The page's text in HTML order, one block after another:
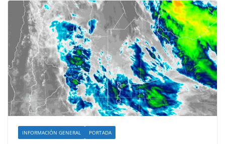
INFORMACIÓN GENERAL PORTADA